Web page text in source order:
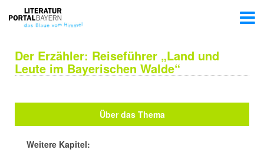
Der Erzähler: Reiseführer „Land und
Leute im Bayerischen Walde“
Über das Thema
Weitere Kapitel: